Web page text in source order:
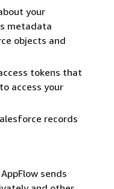
your
metadata
objects and
tokens that
access your
records
sends